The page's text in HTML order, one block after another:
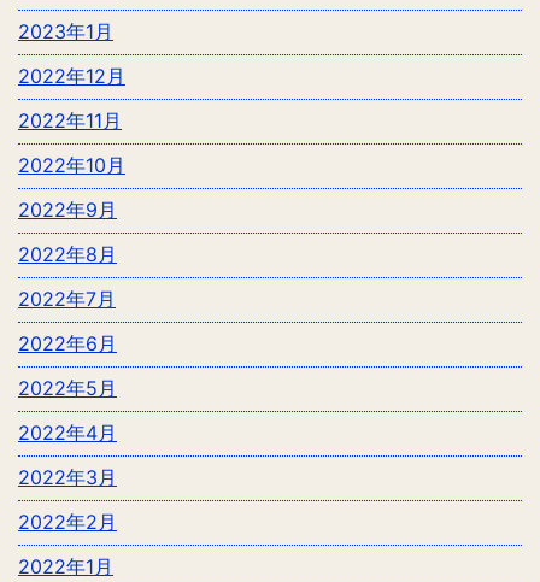
2023年1月
2022年12月
2022年11月
2022年10月
2022年9月
2022年8月
2022年7月
2022年6月
2022年5月
2022年4月
2022年3月
2022年2月
2022年1月